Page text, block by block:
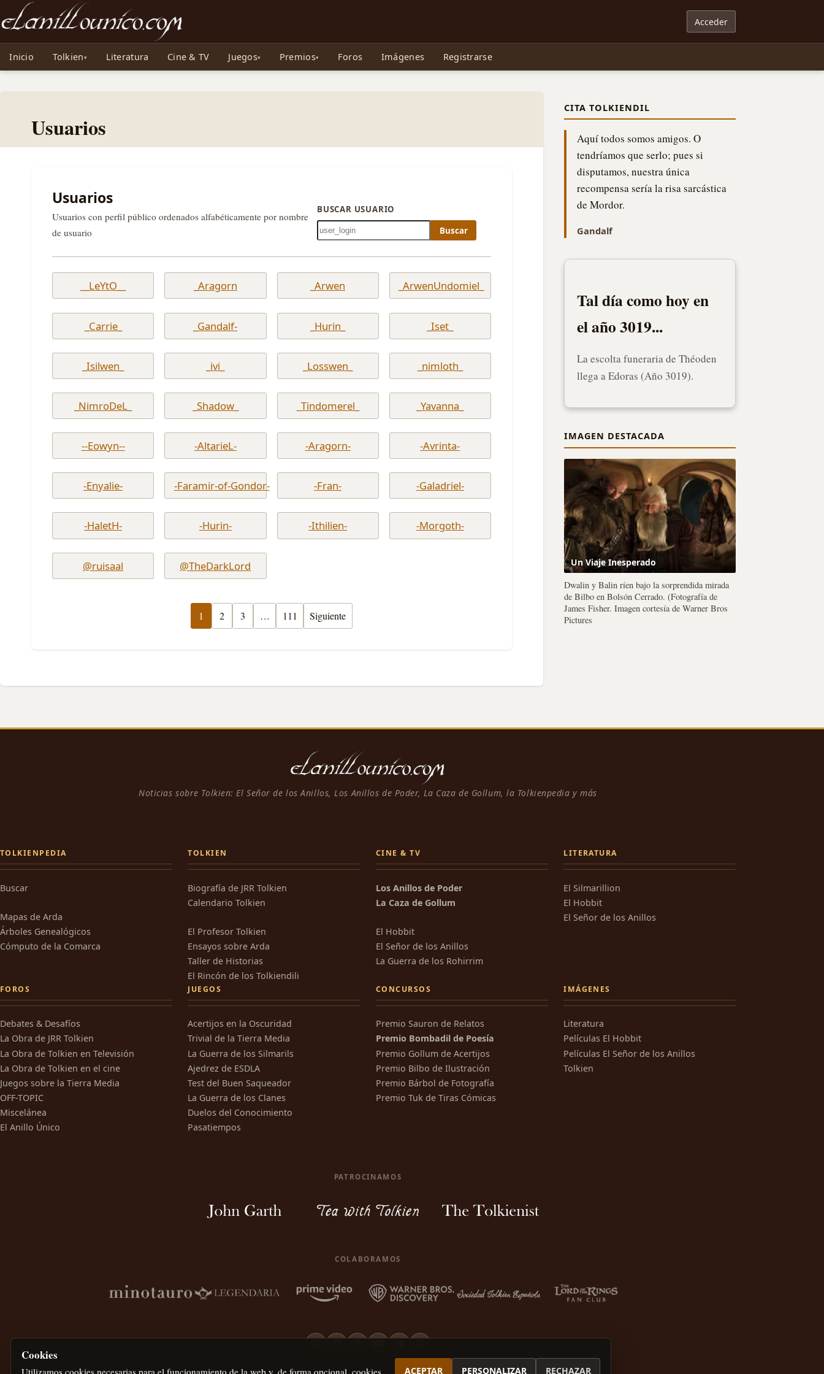
Noticias sobre Tolkien: El Señor de los Anillos, Los Anillos de Poder, La Caza de Gollum, la Tolkienpedia y más
Acceder
Inicio Tolkien Literatura Cine & TV Juegos Premios Foros Imágenes Registrarse
Usuarios
Usuarios
Usuarios con perfil público ordenados alfabéticamente por nombre
de usuario
BUSCAR USUARIO
Buscar
__LeYtO__ _Aragorn _Arwen _ArwenUndomiel_
_Carrie_ _Gandalf- _Hurin_ _Iset_
_Isilwen_ _ivi_ _Losswen_ _nimloth_
_NimroDeL_ _Shadow_ _Tindomerel_ _Yavanna_
--Eowyn-- -AltarieL- -Aragorn- -Avrinta-
-Enyalie- -Faramir-of-Gondor- -Fran- -Galadriel-
-HaletH- -Hurin- -Ithilien- -Morgoth-
@ruisaal @TheDarkLord
1 2 3 … 111 Siguiente
CITA TOLKIENDIL
Aquí todos somos amigos. O
tendríamos que serlo; pues si
disputamos, nuestra única
recompensa sería la risa sarcástica
de Mordor.
Gandalf
Tal día como hoy en
el año 3019...
La escolta funeraria de Théoden
llega a Edoras (Año 3019).
IMAGEN DESTACADA
Un Viaje Inesperado
Dwalin y Balin ríen bajo la sorprendida mirada
de Bilbo en Bolsón Cerrado. (Fotografía de
James Fisher. Imagen cortesía de Warner Bros
Pictures
Noticias sobre Tolkien: El Señor de los Anillos, Los Anillos de Poder, La Caza de Gollum, la Tolkienpedia y más
TOLKIENPEDIA
Buscar
Mapas de Arda
Árboles Genealógicos
Cómputo de la Comarca
TOLKIEN
Biografía de JRR Tolkien
Calendario Tolkien
El Profesor Tolkien
Ensayos sobre Arda
Taller de Historias
El Rincón de los Tolkiendili
CINE & TV
Los Anillos de Poder
La Caza de Gollum
El Hobbit
El Señor de los Anillos
La Guerra de los Rohirrim
LITERATURA
El Silmarillion
El Hobbit
El Señor de los Anillos
FOROS
Debates & Desafíos
La Obra de JRR Tolkien
La Obra de Tolkien en Televisión
La Obra de Tolkien en el cine
Juegos sobre la Tierra Media
OFF-TOPIC
Miscelánea
El Anillo Único
JUEGOS
Acertijos en la Oscuridad
Trivial de la Tierra Media
La Guerra de los Silmarils
Ajedrez de ESDLA
Test del Buen Saqueador
La Guerra de los Clanes
Duelos del Conocimiento
Pasatiempos
CONCURSOS
Premio Sauron de Relatos
Premio Bombadil de Poesía
Premio Gollum de Acertijos
Premio Bilbo de Ilustración
Premio Bárbol de Fotografía
Premio Tuk de Tiras Cómicas
IMÁGENES
Literatura
Películas El Hobbit
Películas El Señor de los Anillos
Tolkien
PATROCINAMOS
COLABORAMOS
Cookies
Utilizamos cookies necesarias para el funcionamiento de la web y, de forma opcional, cookies ACEPTAR PERSONALIZAR RECHAZAR